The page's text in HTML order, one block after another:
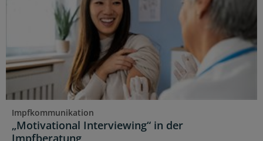
Impfkommunikation
„Motivational Interviewing“ in der
Impfberatung